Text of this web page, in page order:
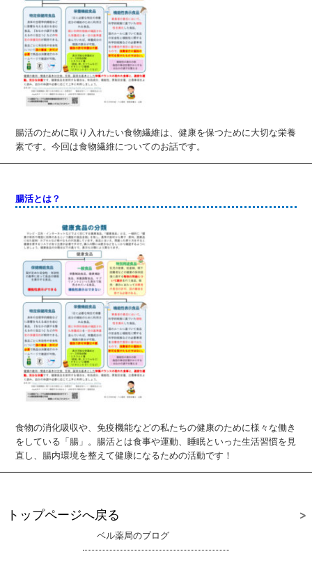
腸活のために取り入れたい食物繊維は、健康を保つために大切な栄養
素です。今回は食物繊維についてのお話です。
腸活とは？
食物の消化吸収や、免疫機能などの私たちの健康のために様々な働き
をしている「腸」。腸活とは食事や運動、睡眠といった生活習慣を見
直し、腸内環境を整えて健康になるための活動です！
トップページへ戻る
ベル薬局のブログ